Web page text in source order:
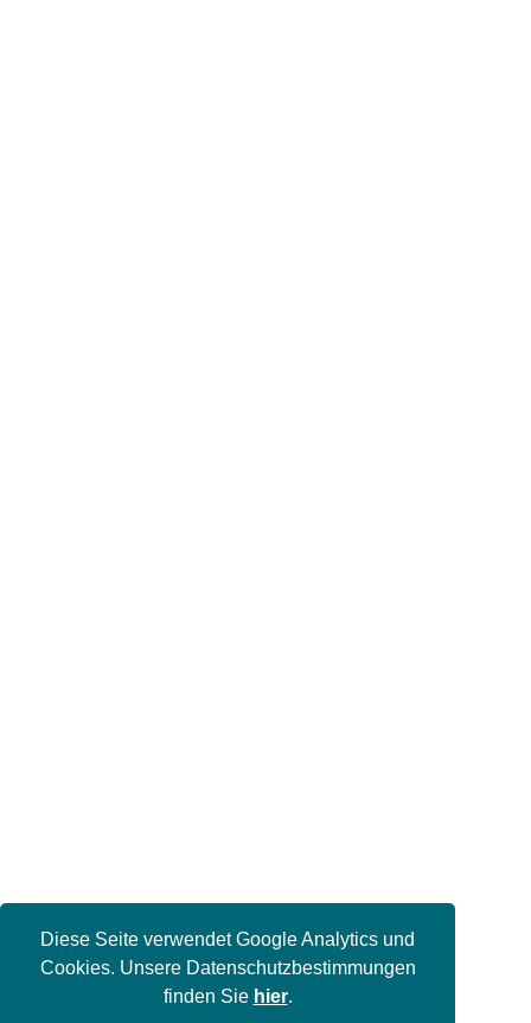
Diese Seite verwendet Google Analytics und
Cookies. Unsere Datenschutzbestimmungen
finden Sie hier.